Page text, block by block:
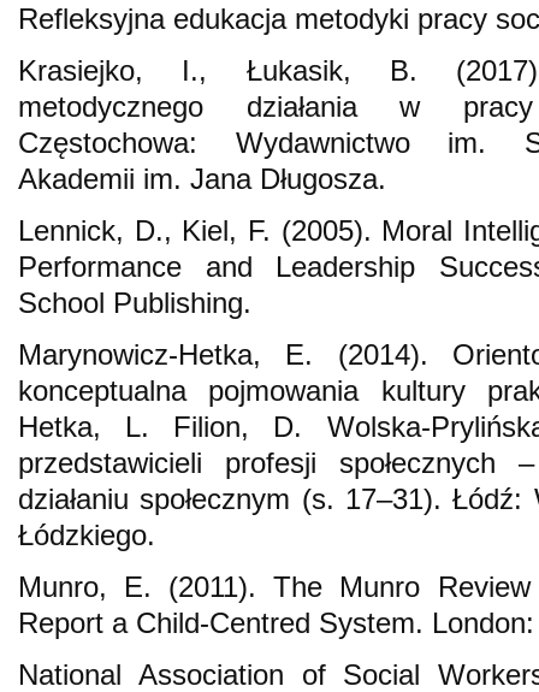
Refleksyjna edukacja metodyki pracy
Krasiejko, I., Łukasik, B.
metodycznego działania w pracy
Częstochowa: Wydawnictwo im.
Akademii im. Jana Długosza.
Lennick, D., Kiel, F. (2005). Moral
Performance and Leadership
School Publishing.
Marynowicz-Hetka, E. (2014).
konceptualna pojmowania kultury
Hetka, L. Filion, D. Wolska-
przedstawicieli profesji społecznych
działaniu społecznym (s. 17–31).
Łódzkiego.
Munro, E. (2011). The Munro
Report a Child-Centred System.
National Association of Social